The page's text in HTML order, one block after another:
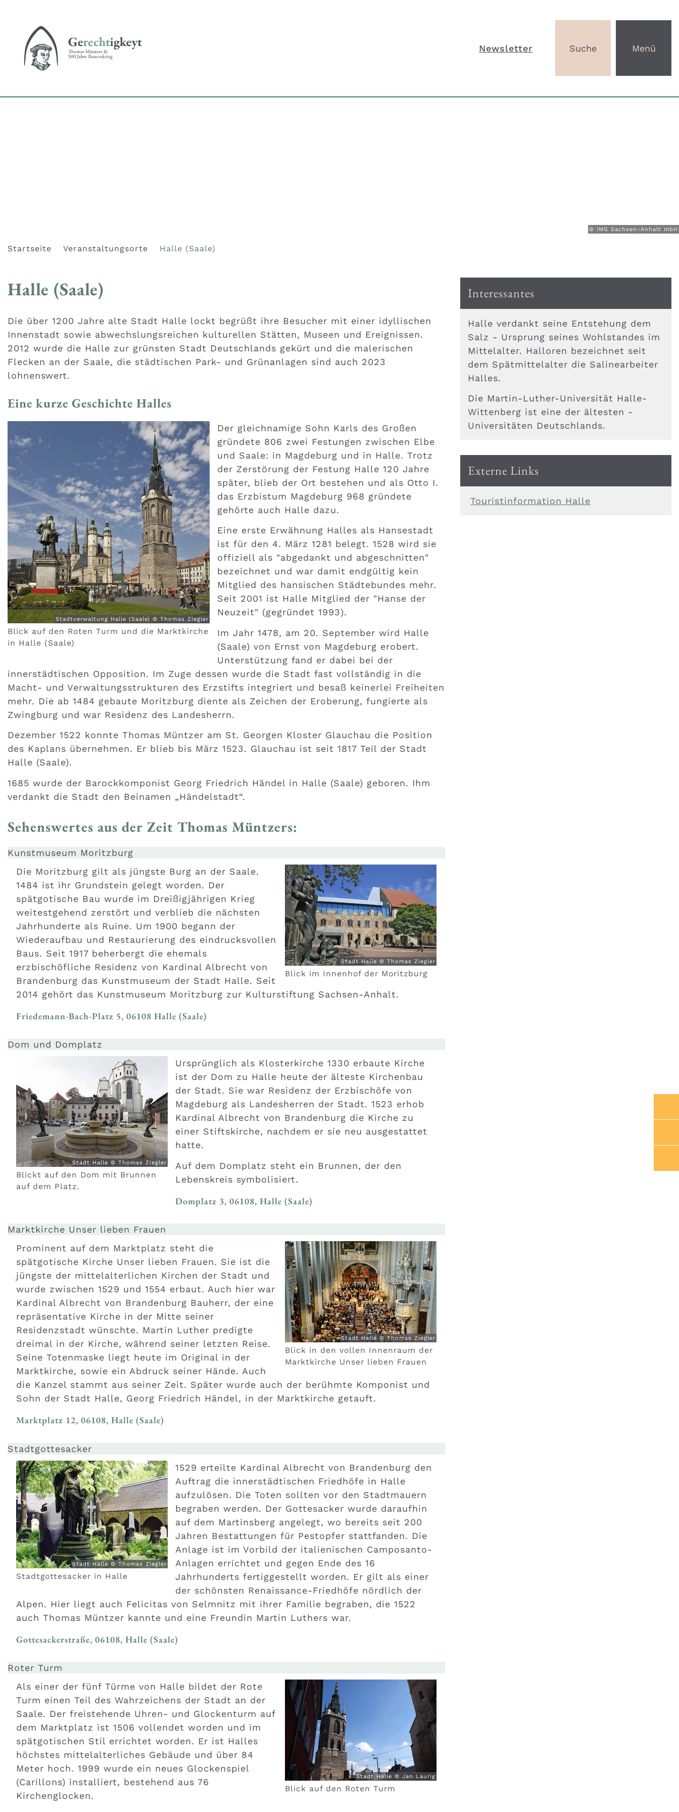
Newsletter Suche Menü
© IMG Sachsen-Anhalt mbH
Startseite Veranstaltungsorte Halle (Saale)
Halle (Saale)
Die über 1200 Jahre alte Stadt Halle lockt begrüßt ihre Besucher mit einer idyllischen
Innenstadt sowie abwechslungsreichen kulturellen Stätten, Museen und Ereignissen.
2012 wurde die Halle zur grünsten Stadt Deutschlands gekürt und die malerischen
Flecken an der Saale, die städtischen Park- und Grünanlagen sind auch 2023
lohnenswert.
Eine kurze Geschichte Halles
Stadtverwaltung Halle (Saale) © Thomas Ziegler
Blick auf den Roten Turm und die Marktkirche
in Halle (Saale)
Der gleichnamige Sohn Karls des Großen
gründete 806 zwei Festungen zwischen Elbe
und Saale: in Magdeburg und in Halle. Trotz
der Zerstörung der Festung Halle 120 Jahre
später, blieb der Ort bestehen und als Otto I.
das Erzbistum Magdeburg 968 gründete
gehörte auch Halle dazu.
Eine erste Erwähnung Halles als Hansestadt
ist für den 4. März 1281 belegt. 1528 wird sie
offiziell als "abgedankt und abgeschnitten"
bezeichnet und war damit endgültig kein
Mitglied des hansischen Städtebundes mehr.
Seit 2001 ist Halle Mitglied der "Hanse der
Neuzeit" (gegründet 1993).
Im Jahr 1478, am 20. September wird Halle
(Saale) von Ernst von Magdeburg erobert.
Unterstützung fand er dabei bei der
innerstädtischen Opposition. Im Zuge dessen wurde die Stadt fast vollständig in die
Macht- und Verwaltungsstrukturen des Erzstifts integriert und besaß keinerlei Freiheiten
mehr. Die ab 1484 gebaute Moritzburg diente als Zeichen der Eroberung, fungierte als
Zwingburg und war Residenz des Landesherrn.
Dezember 1522 konnte Thomas Müntzer am St. Georgen Kloster Glauchau die Position
des Kaplans übernehmen. Er blieb bis März 1523. Glauchau ist seit 1817 Teil der Stadt
Halle (Saale).
1685 wurde der Barockkomponist Georg Friedrich Händel in Halle (Saale) geboren. Ihm
verdankt die Stadt den Beinamen „Händelstadt“.
Sehenswertes aus der Zeit Thomas Müntzers:
Kunstmuseum Moritzburg
Stadt Halle © Thomas Ziegler
Blick im Innenhof der Moritzburg
Die Moritzburg gilt als jüngste Burg an der Saale.
1484 ist ihr Grundstein gelegt worden. Der
spätgotische Bau wurde im Dreißigjährigen Krieg
weitestgehend zerstört und verblieb die nächsten
Jahrhunderte als Ruine. Um 1900 begann der
Wiederaufbau und Restaurierung des eindrucksvollen
Baus. Seit 1917 beherbergt die ehemals
erzbischöfliche Residenz von Kardinal Albrecht von
Brandenburg das Kunstmuseum der Stadt Halle. Seit
2014 gehört das Kunstmuseum Moritzburg zur Kulturstiftung Sachsen-Anhalt.
Friedemann-Bach-Platz 5, 06108 Halle (Saale)
Dom und Domplatz
Stadt Halle © Thomas Ziegler
Blickt auf den Dom mit Brunnen
auf dem Platz.
Ursprünglich als Klosterkirche 1330 erbaute Kirche
ist der Dom zu Halle heute der älteste Kirchenbau
der Stadt. Sie war Residenz der Erzbischöfe von
Magdeburg als Landesherren der Stadt. 1523 erhob
Kardinal Albrecht von Brandenburg die Kirche zu
einer Stiftskirche, nachdem er sie neu ausgestattet
hatte.
Auf dem Domplatz steht ein Brunnen, der den
Lebenskreis symbolisiert.
Domplatz 3, 06108, Halle (Saale)
Marktkirche Unser lieben Frauen
Stadt Halle © Thomas Ziegler
Blick in den vollen Innenraum der
Marktkirche Unser lieben Frauen
Prominent auf dem Marktplatz steht die
spätgotische Kirche Unser lieben Frauen. Sie ist die
jüngste der mittelalterlichen Kirchen der Stadt und
wurde zwischen 1529 und 1554 erbaut. Auch hier war
Kardinal Albrecht von Brandenburg Bauherr, der eine
repräsentative Kirche in der Mitte seiner
Residenzstadt wünschte. Martin Luther predigte
dreimal in der Kirche, während seiner letzten Reise.
Seine Totenmaske liegt heute im Original in der
Marktkirche, sowie ein Abdruck seiner Hände. Auch
die Kanzel stammt aus seiner Zeit. Später wurde auch der berühmte Komponist und
Sohn der Stadt Halle, Georg Friedrich Händel, in der Marktkirche getauft.
Marktplatz 12, 06108, Halle (Saale)
Stadtgottesacker
Stadt Halle © Thomas Ziegler
Stadtgottesacker in Halle
1529 erteilte Kardinal Albrecht von Brandenburg den
Auftrag die innerstädtischen Friedhöfe in Halle
aufzulösen. Die Toten sollten vor den Stadtmauern
begraben werden. Der Gottesacker wurde daraufhin
auf dem Martinsberg angelegt, wo bereits seit 200
Jahren Bestattungen für Pestopfer stattfanden. Die
Anlage ist im Vorbild der italienischen Camposanto-
Anlagen errichtet und gegen Ende des 16
Jahrhunderts fertiggestellt worden. Er gilt als einer
der schönsten Renaissance-Friedhöfe nördlich der
Alpen. Hier liegt auch Felicitas von Selmnitz mit ihrer Familie begraben, die 1522
auch Thomas Müntzer kannte und eine Freundin Martin Luthers war.
Gottesackerstraße, 06108, Halle (Saale)
Roter Turm
Stadt Halle © Jan Laurig
Blick auf den Roten Turm
Als einer der fünf Türme von Halle bildet der Rote
Turm einen Teil des Wahrzeichens der Stadt an der
Saale. Der freistehende Uhren- und Glockenturm auf
dem Marktplatz ist 1506 vollendet worden und im
spätgotischen Stil errichtet worden. Er ist Halles
höchstes mittelalterliches Gebäude und über 84
Meter hoch. 1999 wurde ein neues Glockenspiel
(Carillons) installiert, bestehend aus 76
Kirchenglocken.
Interessantes
Halle verdankt seine Entstehung dem
Salz - Ursprung seines Wohlstandes im
Mittelalter. Halloren bezeichnet seit
dem Spätmittelalter die Salinearbeiter
Halles.
Die Martin-Luther-Universität Halle-
Wittenberg ist eine der ältesten ­
Universitäten Deutschlands.
Externe Links
Touristinformation Halle